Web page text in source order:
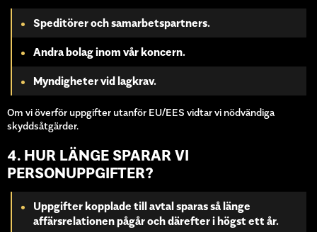
Speditörer och samarbetspartners.
Andra bolag inom vår koncern.
Myndigheter vid lagkrav.
Om vi överför uppgifter utanför EU/EES vidtar vi nödvändiga
skyddsåtgärder.
4. HUR LÄNGE SPARAR VI
PERSONUPPGIFTER?
Uppgifter kopplade till avtal sparas så länge
affärsrelationen pågår och därefter i högst ett år.